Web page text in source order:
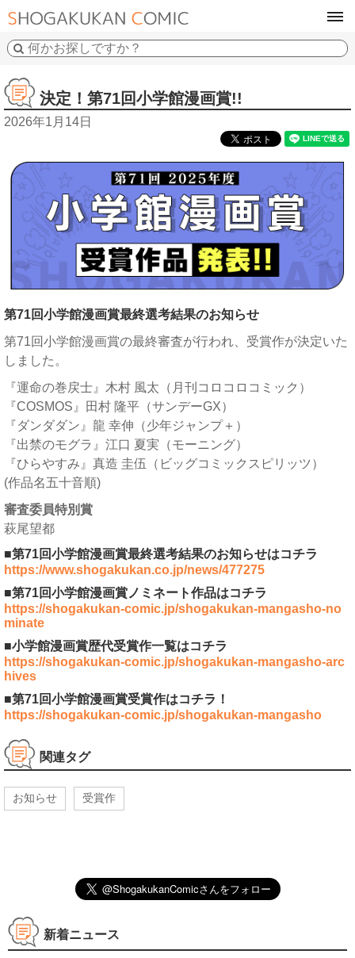
決定！第71回小学館漫画賞!!
2026年1月14日
第71回小学館漫画賞最終選考結果のお知らせ
第71回小学館漫画賞の最終審査が行われ、受賞作が決定いた
しました。
『運命の巻戻士』木村 風太（月刊コロコロコミック）
『COSMOS』田村 隆平（サンデーGX）
『ダンダダン』龍 幸伸（少年ジャンプ＋）
『出禁のモグラ』江口 夏実（モーニング）
『ひらやすみ』真造 圭伍（ビッグコミックスピリッツ）
(作品名五十音順)
審査委員特別賞
萩尾望都
■第71回小学館漫画賞最終選考結果のお知らせはコチラ
https://www.shogakukan.co.jp/news/477275
■第71回小学館漫画賞ノミネート作品はコチラ
https://shogakukan-comic.jp/shogakukan-mangasho-no
minate
■小学館漫画賞歴代受賞作一覧はコチラ
https://shogakukan-comic.jp/shogakukan-mangasho-arc
hives
■第71回小学館漫画賞受賞作はコチラ！
https://shogakukan-comic.jp/shogakukan-mangasho
関連タグ
お知らせ 受賞作
新着ニュース